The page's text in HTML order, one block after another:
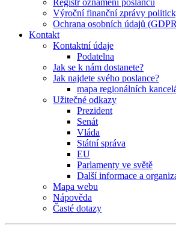
Registr oznámení poslanců
Výroční finanční zprávy
Ochrana osobních údajů
Kontakt
Kontaktní údaje
Podatelna
Jak se k nám dostanete?
Jak najdete svého poslance?
mapa regionálních
Užitečné odkazy
Prezident
Senát
Vláda
Státní správa
EU
Parlamenty ve světě
Další informace a
Mapa webu
Nápověda
Časté dotazy